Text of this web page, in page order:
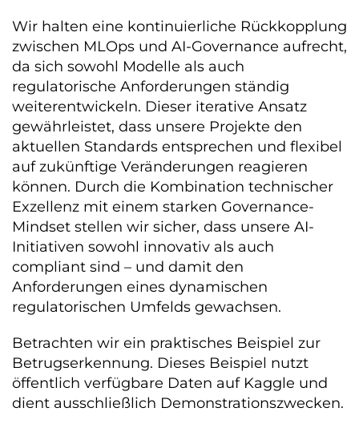
Wir halten eine kontinuierliche Rückkopplung
zwischen MLOps und AI-Governance aufrecht,
da sich sowohl Modelle als auch
regulatorische Anforderungen ständig
weiterentwickeln. Dieser iterative Ansatz
gewährleistet, dass unsere Projekte den
aktuellen Standards entsprechen und flexibel
auf zukünftige Veränderungen reagieren
können. Durch die Kombination technischer
Exzellenz mit einem starken Governance-
Mindset stellen wir sicher, dass unsere AI-
Initiativen sowohl innovativ als auch
compliant sind – und damit den
Anforderungen eines dynamischen
regulatorischen Umfelds gewachsen.
Betrachten wir ein praktisches Beispiel zur
Betrugserkennung. Dieses Beispiel nutzt
öffentlich verfügbare Daten auf Kaggle und
dient ausschließlich Demonstrationszwecken.